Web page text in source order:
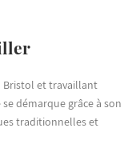
Bristol et travaillant
démarque grâce à son
traditionnelles et